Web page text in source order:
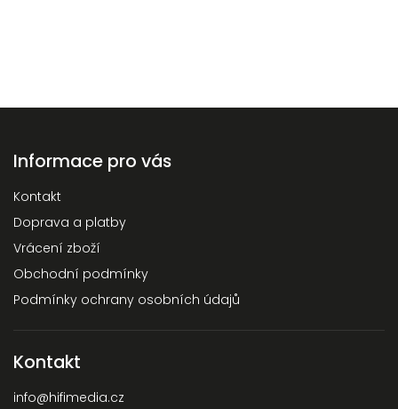
Informace pro vás
Kontakt
Doprava a platby
Vrácení zboží
Obchodní podmínky
Podmínky ochrany osobních údajů
Kontakt
info@hifimedia.cz